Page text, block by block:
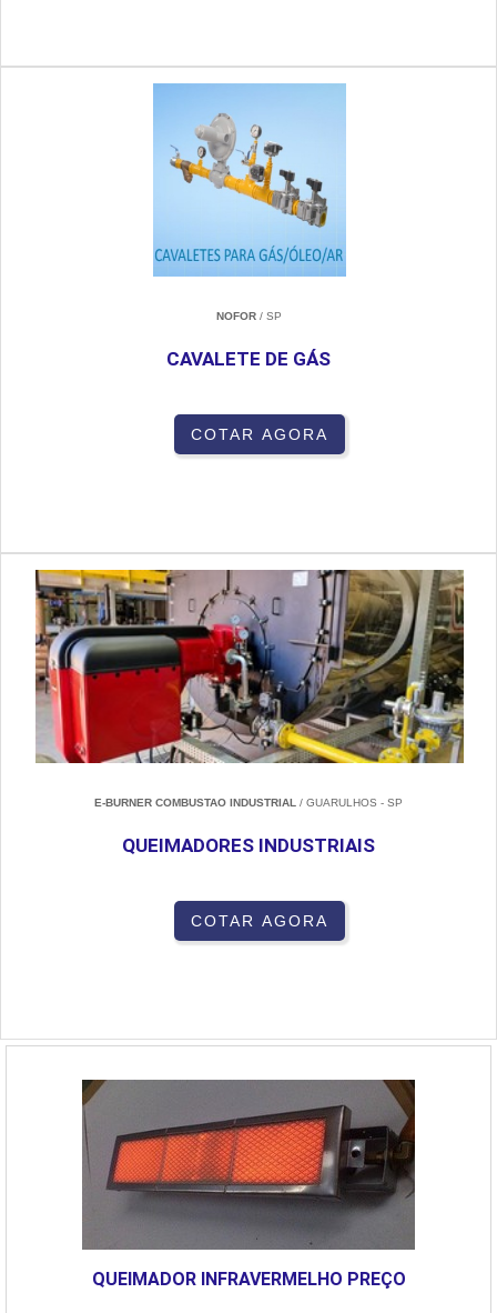
NOFOR/ SP
CAVALETE DE GÁS
COTAR AGORA
E-BURNER COMBUSTAO INDUSTRIAL / GUARULHOS - SP
QUEIMADORES INDUSTRIAIS
COTAR AGORA
QUEIMADOR INFRAVERMELHO PREÇO